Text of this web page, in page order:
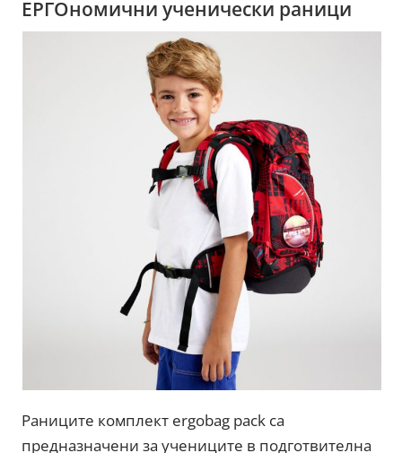
ЕРГОномични ученически раници
Раниците комплект ergobag pack са
предназначени за учениците в подготвителна